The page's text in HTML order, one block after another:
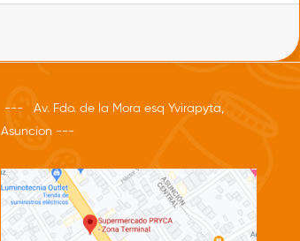
--- Av. Fdo. de la Mora esq Yvirapyta,
Asuncion ---